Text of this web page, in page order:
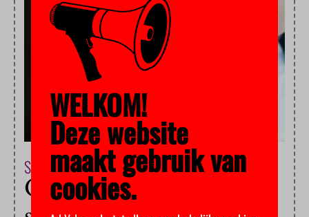
Studentenleven & Maatschappij18 maart 2026
Geen vergoeding voor
WELKOM!
Deze website
maakt gebruik van
cookies.